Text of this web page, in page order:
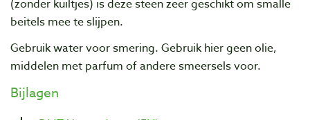
(zonder kuiltjes) is deze steen zeer geschikt om smalle
beitels mee te slijpen.
Gebruik water voor smering. Gebruik hier geen olie,
middelen met parfum of andere smeersels voor.
Bijlagen